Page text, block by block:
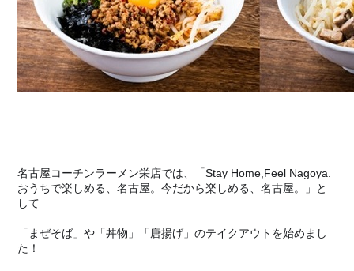
名古屋コーチンラーメン栄店では、
「Stay Home,Feel Nagoya.
おうちで楽しめる、名古屋。今だから楽しめる、名古屋。」と
して
「まぜそば」や「丼物」「唐揚げ」のテイクアウトを始めまし
た！